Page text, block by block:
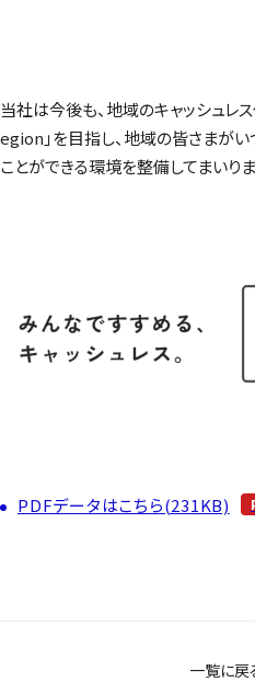
当社は今後も、地域のキャッシュレ
egion」を目指し、地域の皆さまが
ことができる環境を整備してまいりま
PDFデータはこちら(231KB)
一覧に戻